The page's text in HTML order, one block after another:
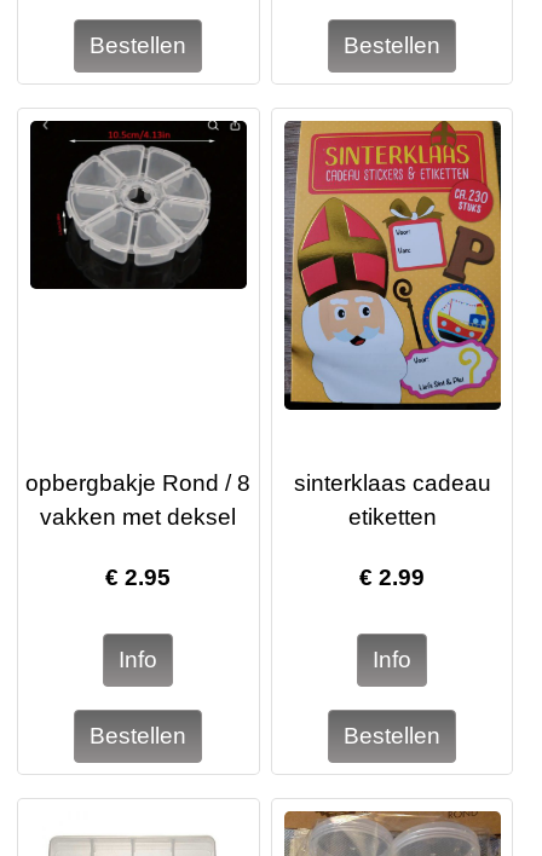
opbergbakje Rond / 8
vakken met deksel
€2.95
sinterklaas cadeau
etiketten
€2.99